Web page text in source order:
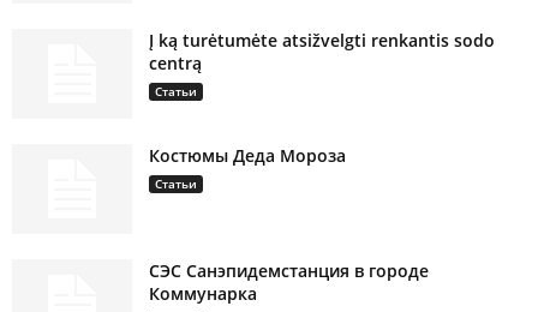
Į ką turėtumėte atsižvelgti renkantis sodo
centrą
Статьи
Костюмы Деда Мороза
Статьи
СЭС Санэпидемстанция в городе
Коммунарка